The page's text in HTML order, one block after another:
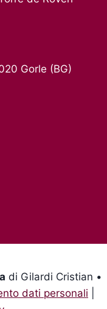
Gorle (BG)
di Gilardi Cristian •
dati personali